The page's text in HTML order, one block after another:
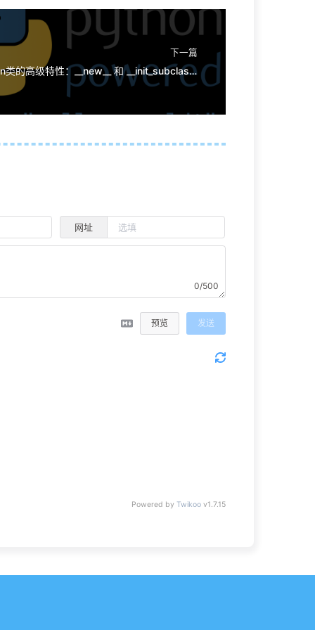
下一篇
Python类的高级特性：__new__ 和 __init_subclass__
网址
0/500
预览 发送
Powered by Twikoo v1.7.15